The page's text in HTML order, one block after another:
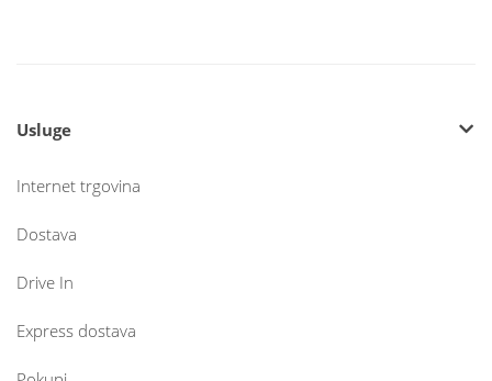
Usluge
Internet trgovina
Dostava
Drive In
Express dostava